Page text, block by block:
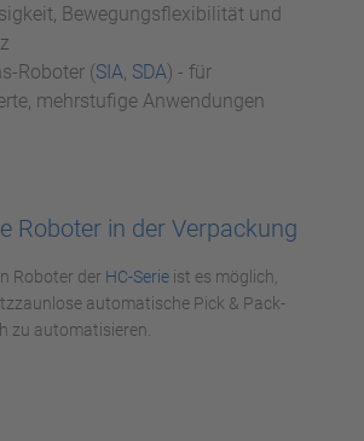
Bewegungsflexibilität und
Roboter (SIA SDA) - für
mehrstufige Anwendungen
Roboter in der Verpackung
Roboter der HC-Serie ist es möglich,
automatische Pick & Pack-
zu automatisieren.